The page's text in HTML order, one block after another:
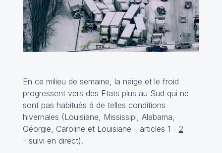
En ce milieu de semaine, la neige et le froid
progressent vers des Etats plus au Sud qui ne
sont pas habitués à de telles conditions
hivernales (Louisiane, Mississipi, Alabama,
Géorgie, Caroline et Louisiane - articles 1 - 2
- suivi en direct).